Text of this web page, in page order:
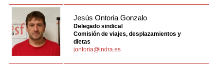
Jesús Ontoria Gonzalo
Delegado sindical
Comisión de viajes, desplazamientos y
dietas
jontoria@indra.es